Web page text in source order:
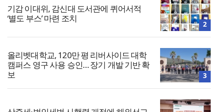
기감 이대위, 감신대 도서관에 퀴어서적
‘별도 부스’ 마련 조치
2
올리벳대학교, 120만 평 리버사이드 대학
캠퍼스 영구 사용 승인… 장기 개발 기반 확
보
3